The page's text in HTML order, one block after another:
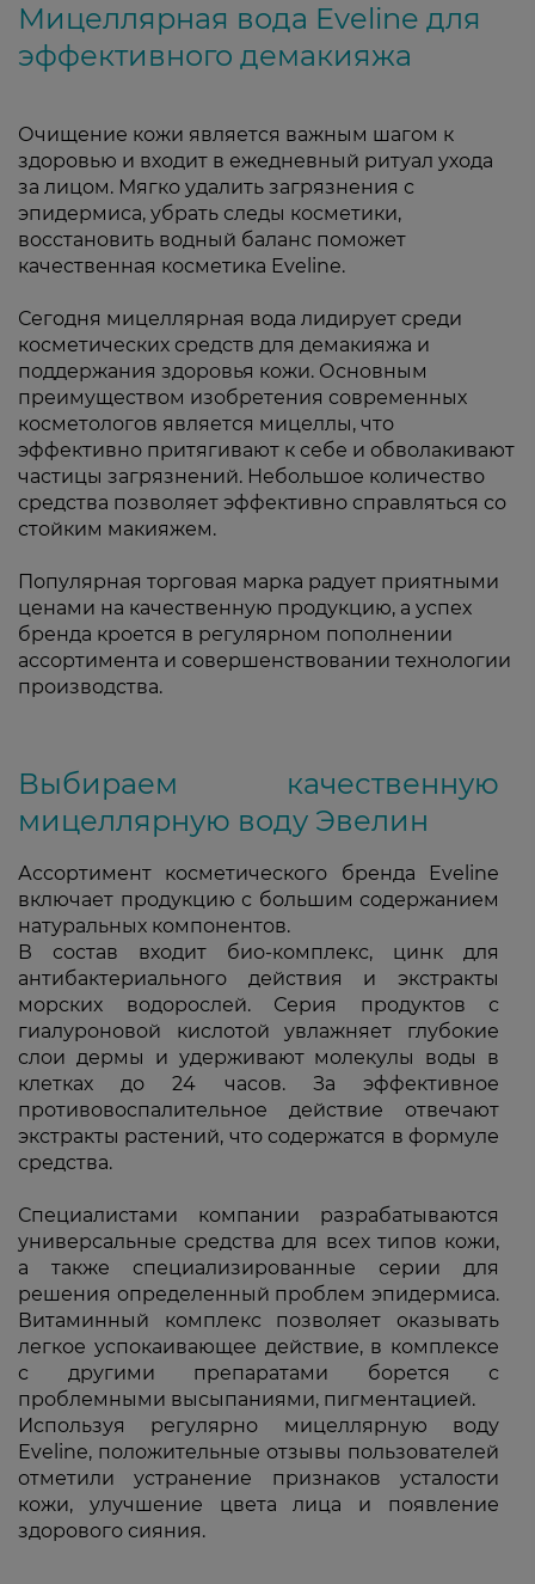
Мицеллярная вода Eveline для
эффективного демакияжа
Очищение кожи является важным шагом к
здоровью и входит в ежедневный ритуал ухода
за лицом. Мягко удалить загрязнения с
эпидермиса, убрать следы косметики,
восстановить водный баланс поможет
качественная косметика Eveline.
Сегодня мицеллярная вода лидирует среди
косметических средств для демакияжа и
поддержания здоровья кожи. Основным
преимуществом изобретения современных
косметологов является мицеллы, что
эффективно притягивают к себе и обволакивают
частицы загрязнений. Небольшое количество
средства позволяет эффективно справляться со
стойким макияжем.
Популярная торговая марка радует приятными
ценами на качественную продукцию, а успех
бренда кроется в регулярном пополнении
ассортимента и совершенствовании технологии
производства.
Выбираем качественную
мицеллярную воду Эвелин
Ассортимент косметического бренда Eveline
включает продукцию с большим содержанием
натуральных компонентов.
В состав входит био-комплекс, цинк для
антибактериального действия и экстракты
морских водорослей. Серия продуктов с
гиалуроновой кислотой увлажняет глубокие
слои дермы и удерживают молекулы воды в
клетках до 24 часов. За эффективное
противовоспалительное действие отвечают
экстракты растений, что содержатся в формуле
средства.
Специалистами компании разрабатываются
универсальные средства для всех типов кожи,
а также специализированные серии для
решения определенный проблем эпидермиса.
Витаминный комплекс позволяет оказывать
легкое успокаивающее действие, в комплексе
с другими препаратами борется с
проблемными высыпаниями, пигментацией.
Используя регулярно мицеллярную воду
Eveline, положительные отзывы пользователей
отметили устранение признаков усталости
кожи, улучшение цвета лица и появление
здорового сияния.